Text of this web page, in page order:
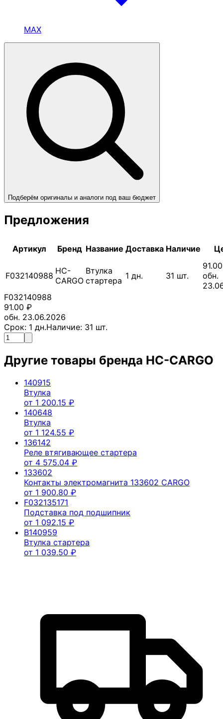
MAX
Подберём оригиналы и аналоги под ваш бюджет
Предложения
Артикул Бренд Название Доставка Наличие
F032140988 HC-
CARGO
Втулка
стартера 1 дн. 31 шт.
91.00
обн.
F032140988
91.00 ₽
обн. 23.06.2026
Срок: 1 дн.Наличие: 31 шт.
Другие товары бренда HC-CARGO
140915
Втулка
от 1 200.15 ₽
140648
Втулка
от 1 124.55 ₽
136142
Реле втягивающее стартера
от 4 575.04 ₽
133602
Контакты электромагнита 133602 CARGO
от 1 900.80 ₽
F032135171
Подставка под подшипник
от 1 092.15 ₽
B140959
Втулка стартера
от 1 039.50 ₽